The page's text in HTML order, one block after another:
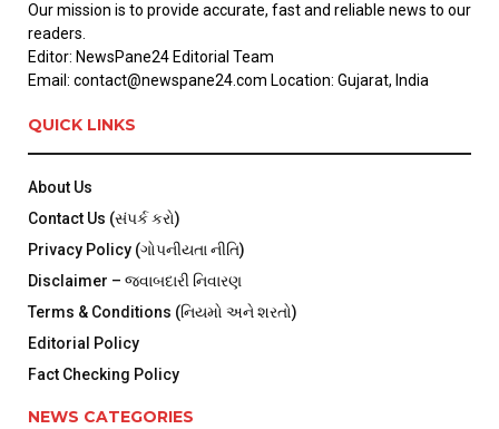
Our mission is to provide accurate, fast and reliable news to our
readers.
Editor: NewsPane24 Editorial Team
Email: contact@newspane24.com Location: Gujarat, India
QUICK LINKS
About Us
Contact Us (સંપર્ક કરો)
Privacy Policy (ગોપનીયતા નીતિ)
Disclaimer – જવાબદારી નિવારણ
Terms & Conditions (નિયમો અને શરતો)
Editorial Policy
Fact Checking Policy
NEWS CATEGORIES